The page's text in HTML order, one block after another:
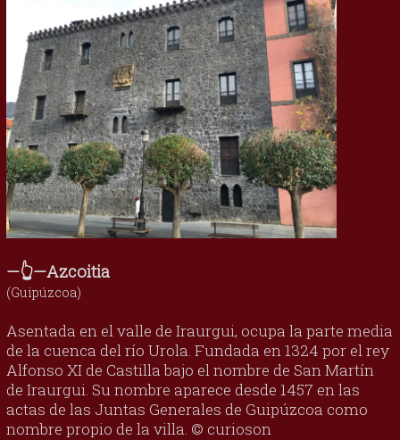
—👆—Azcoitia
(Guipúzcoa)
Asentada en el valle de Iraurgui, ocupa la parte media
de la cuenca del río Urola. Fundada en 1324 por el rey
Alfonso XI de Castilla bajo el nombre de San Martín
de Iraurgui. Su nombre aparece desde 1457 en las
actas de las Juntas Generales de Guipúzcoa como
nombre propio de la villa. © curioson